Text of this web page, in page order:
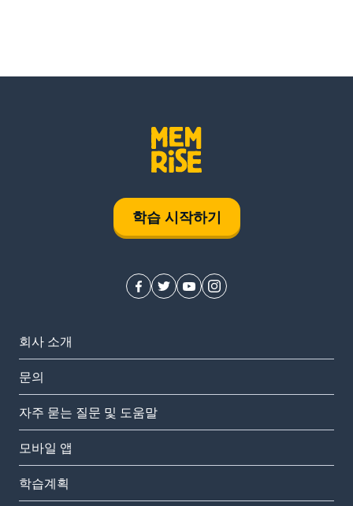
학습 시작하기
회사 소개
문의
자주 묻는 질문 및 도움말
모바일 앱
학습계획